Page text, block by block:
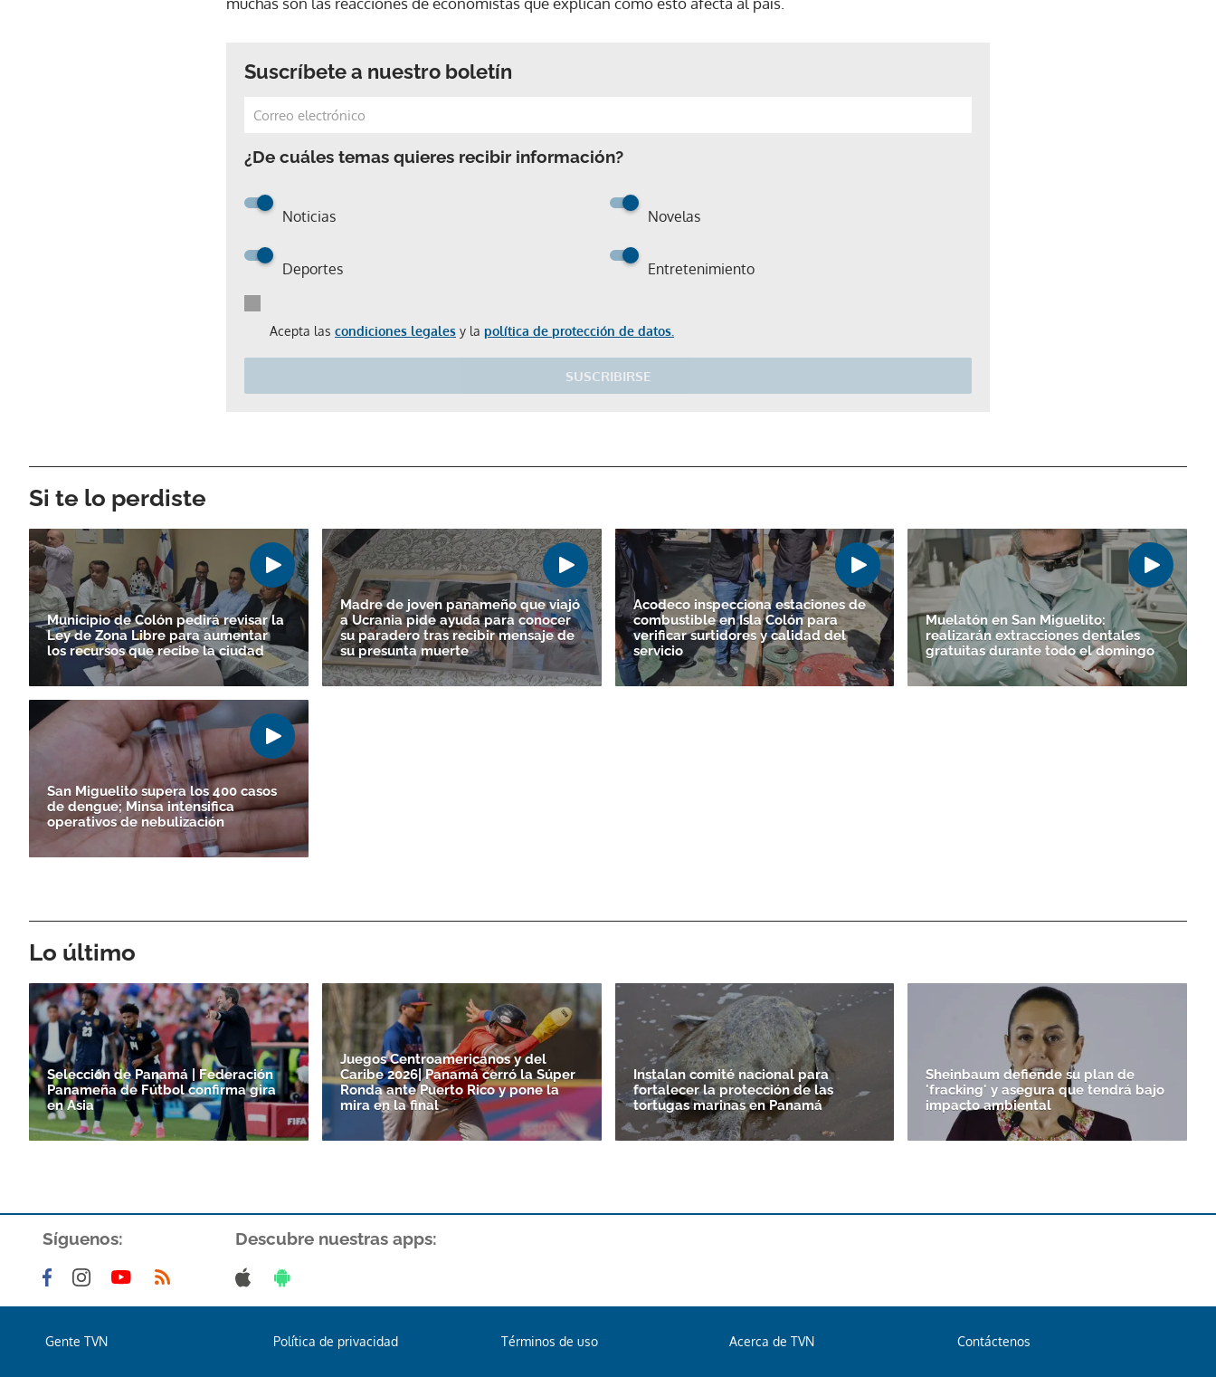
Suscríbete a nuestro boletín
¿De cuáles temas quieres recibir información?
Noticias Novelas
Deportes Entretenimiento
Acepta las condiciones legales y la política de protección de datos.
SUSCRIBIRSE
ACEPTAR
Si te lo perdiste
Municipio de Colón pedirá revisar la
Ley de Zona Libre para aumentar
los recursos que recibe la ciudad
Madre de joven panameño que viajó
a Ucrania pide ayuda para conocer
su paradero tras recibir mensaje de
su presunta muerte
Acodeco inspecciona estaciones de
combustible en Isla Colón para
verificar surtidores y calidad del
servicio
Muelatón en San Miguelito:
realizarán extracciones dentales
gratuitas durante todo el domingo
San Miguelito supera los 400 casos
de dengue; Minsa intensifica
operativos de nebulización
Lo último
Selección de Panamá | Federación
Panameña de Fútbol confirma gira
en Asia
Juegos Centroamericanos y del
Caribe 2026| Panamá cerró la Súper
Ronda ante Puerto Rico y pone la
mira en la final
Instalan comité nacional para
fortalecer la protección de las
tortugas marinas en Panamá
Sheinbaum defiende su plan de
'fracking' y asegura que tendrá bajo
impacto ambiental
Síguenos: Descubre nuestras apps:
Gente TVN Política de privacidad Términos de uso Acerca de TVN Contáctenos